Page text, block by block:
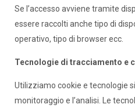
Se l’accesso avviene tramite
essere raccolti anche tipo di
operativo, tipo di browser ecc.
Tecnologie di tracciamento e
Utilizziamo cookie e tecnologie
monitoraggio e l’analisi. Le